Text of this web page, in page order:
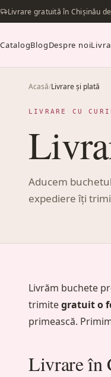
Livrare gratuită în Chișinău
CatalogBlogDespre noi
Acasă/Livrare și plată
LIVRARE CU
Aducem
expediere îți
Livrăm buchete
trimitegratuit o
primească.
Livrare în